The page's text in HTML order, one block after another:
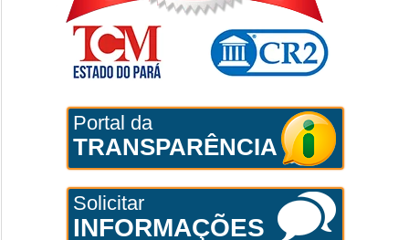
Portal da
TRANSPARÊNCIA
Solicitar
INFORMAÇÕES